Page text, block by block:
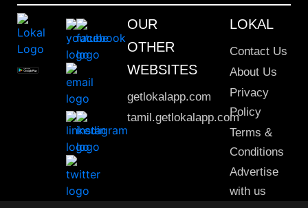
OUR
OTHER
WEBSITES
getlokalapp.com
tamil.getlokalapp.com
LOKAL
Contact Us
About Us
Privacy
Policy
Terms &
Conditions
Advertise
with us